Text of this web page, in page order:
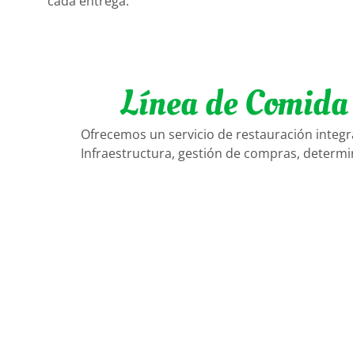
Línea de
Ofrecemos un servicio de restauración
Infraestructura, gestión de compras,